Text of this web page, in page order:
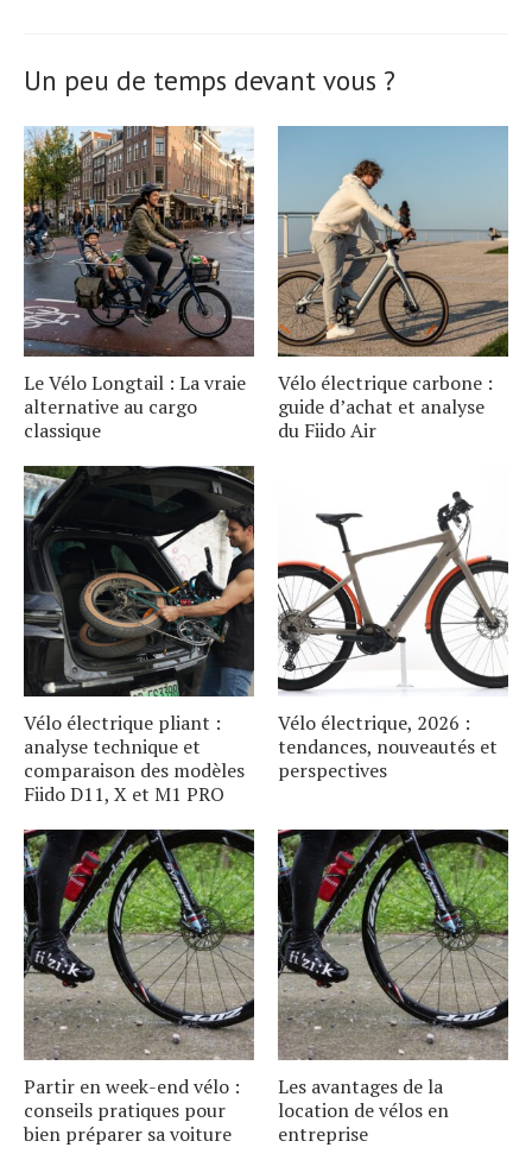
Un peu de temps devant vous ?
Le Vélo Longtail : La vraie
alternative au cargo
classique
Vélo électrique carbone :
guide d’achat et analyse
du Fiido Air
Vélo électrique pliant :
analyse technique et
comparaison des modèles
Fiido D11, X et M1 PRO
Vélo électrique, 2026 :
tendances, nouveautés et
perspectives
Partir en week-end vélo :
conseils pratiques pour
bien préparer sa voiture
Les avantages de la
location de vélos en
entreprise